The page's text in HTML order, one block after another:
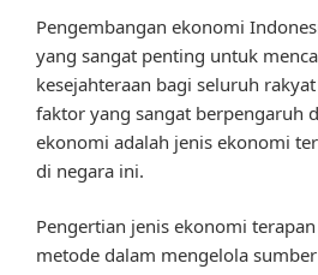
Pengembangan ekonomi
yang sangat penting untuk
kesejahteraan bagi seluruh
faktor yang sangat berpengaruh
ekonomi adalah jenis ekonomi
di negara ini.
Pengertian jenis ekonomi
metode dalam mengelola